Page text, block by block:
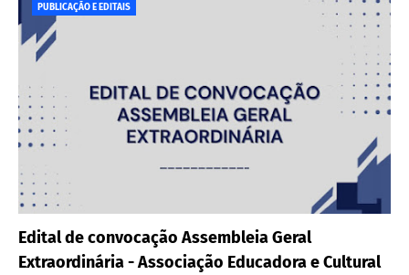
PUBLICAÇÃO E EDITAIS
Edital de convocação Assembleia Geral
Extraordinária - Associação Educadora e Cultural